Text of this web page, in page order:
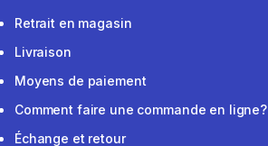
Retrait en magasin
Livraison
Moyens de paiement
Comment faire une commande en ligne?
Échange et retour